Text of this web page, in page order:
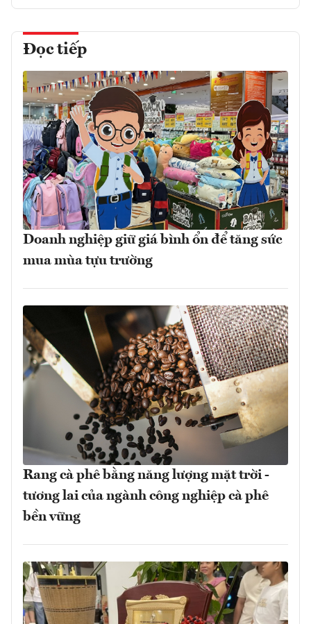
Đọc tiếp
Doanh nghiệp giữ giá bình ổn để tăng sức
mua mùa tựu trường
Rang cà phê bằng năng lượng mặt trời -
tương lai của ngành công nghiệp cà phê
bền vững